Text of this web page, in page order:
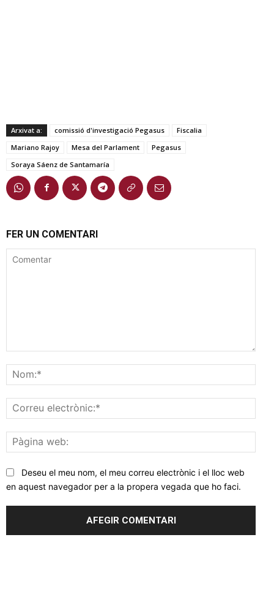
Arxivat a: comissió d'investigació Pegasus
Fiscalia
Mariano Rajoy
Mesa del Parlament
Pegasus
Soraya Sáenz de Santamaría
FER UN COMENTARI
web:
Deseu el meu nom, el meu correu electrònic i el lloc web
en aquest navegador per a la propera vegada que ho faci.